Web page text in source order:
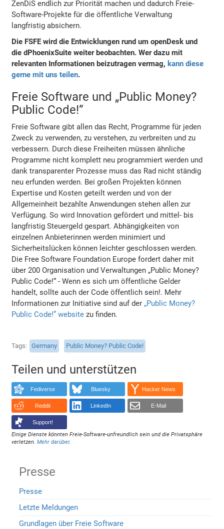
ZenDiS endlich zur Priorität machen und dadurch Freie-
Software-Projekte für die öffentliche Verwaltung
langfristig absichern.
Die FSFE wird die Entwicklungen rund um openDesk und
die dPhoenixSuite weiter beobachten. Wer dazu mit
relevanten Informationen beizutragen vermag, kann diese
gerne mit uns teilen.
Freie Software und „Public Money?
Public Code!”
Freie Software gibt allen das Recht, Programme für jeden
Zweck zu verwenden, zu verstehen, zu verbreiten und zu
verbessern. Durch diese Freiheiten müssen ähnliche
Programme nicht komplett neu programmiert werden und
dank transparenter Prozesse muss das Rad nicht ständig
neu erfunden werden. Bei großen Projekten können
Expertise und Kosten geteilt werden und von der
Allgemeinheit bezahlte Anwendungen stehen allen zur
Verfügung. So wird Innovation gefördert und mittel- bis
langfristig Steuergeld gespart. Abhängigkeiten von
einzelnen Anbieterinnen werden minimiert und
Sicherheitslücken können leichter geschlossen werden.
Die Free Software Foundation Europe fordert daher mit
über 200 Organisation und Verwaltungen „Public Money?
Public Code!“ - Wenn es sich um öffentliche Gelder
handelt, sollte auch der Code öffentlich sein!. Mehr
Informationen zur Initiative sind auf der „Public Money?
Public Code!” website zu finden.
Tags Germany Public Money? Public Code!
Teilen und unterstützen
Fediverse Bluesky Hacker News
Reddit LinkedIn E-Mail
Support!
Einige Dienste könnten Freie-Software-unfreundlich sein und die Privatsphäre
verletzen.Mehr darüber.
Presse
Presse
Letzte Meldungen
Grundlagen über Freie Software